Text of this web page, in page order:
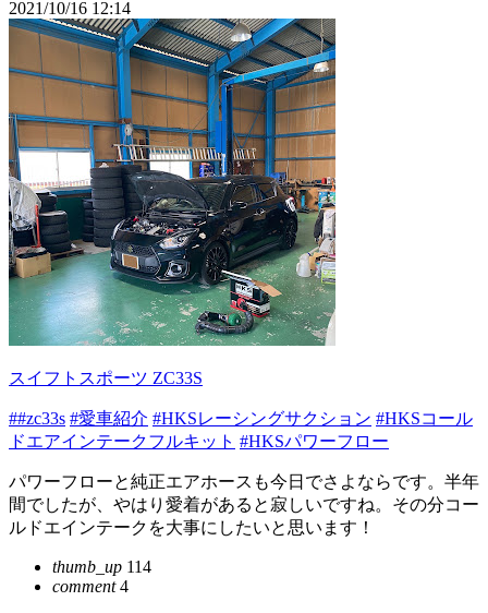
2021/10/16 12:14
スイフトスポーツ ZC33S
##zc33s #愛車紹介 #HKSレーシングサクション #HKSコール
ドエアインテークフルキット #HKSパワーフロー
パワーフローと純正エアホースも今日でさよならです。半年
間でしたが、やはり愛着があると寂しいですね。その分コー
ルドエインテークを大事にしたいと思います！
thumb_up 114
comment4